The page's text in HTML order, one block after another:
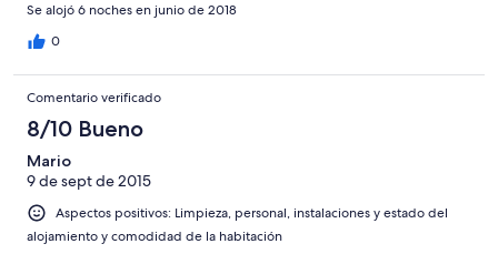
Se alojó 6 noches en junio de 2018
0
Comentario verificado
8/10 Bueno
Mario
9 de sept de 2015
Aspectos positivos: Limpieza, personal, instalaciones y estado del
alojamiento y comodidad de la habitación